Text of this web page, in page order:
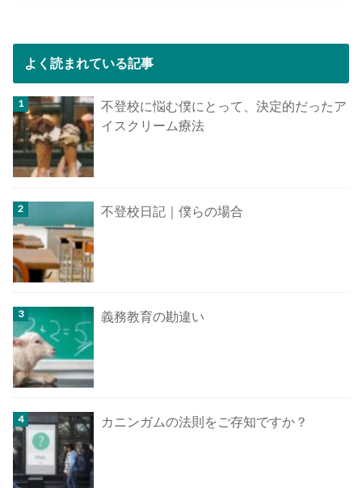
よく読まれている記事
不登校に悩む僕にとって、決定的だったア
イスクリーム療法
不登校日記｜僕らの場合
義務教育の勘違い
カニンガムの法則をご存知ですか？